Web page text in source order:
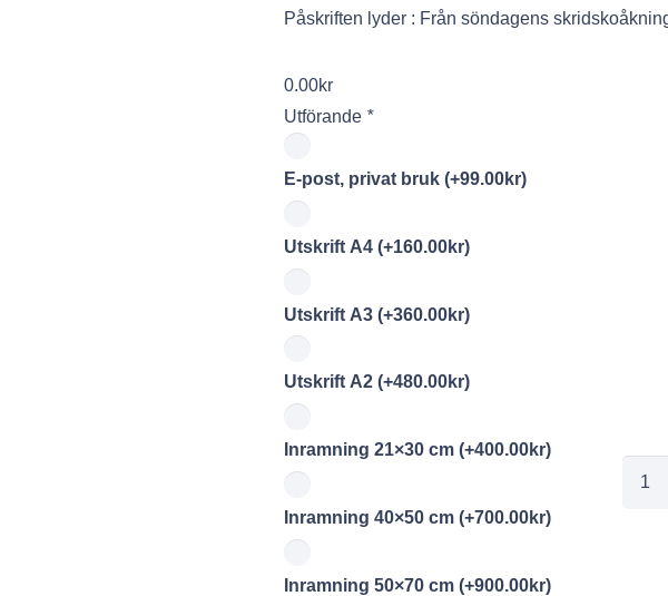
Påskriften lyder : Från söndagens
0.00kr
Utförande *
E-post, privat bruk (+99.00kr)
Utskrift A4 (+160.00kr)
Utskrift A3 (+360.00kr)
Utskrift A2 (+480.00kr)
Inramning 21×30 cm (+400.00kr)
Inramning 40×50 cm (+700.00kr)
Inramning 50×70 cm (+900.00kr)